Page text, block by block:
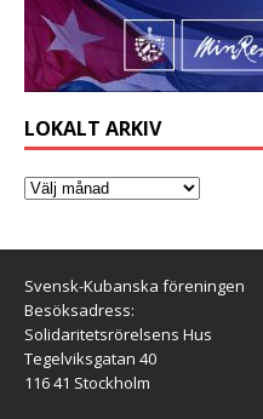
LOKALT ARKIV
Svensk-Kubanska föreningen
Besöksadress:
Solidaritetsrörelsens Hus
Tegelviksgatan 40
116 41 Stockholm